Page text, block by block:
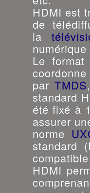
HDMI est
de
la
Le
par TMDS
standard
été fixé à
assurer
norme
standard
HDMI